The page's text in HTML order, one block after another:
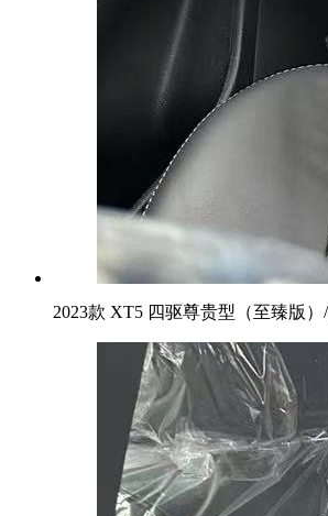
2023款 XT5 四驱尊贵型（至臻版